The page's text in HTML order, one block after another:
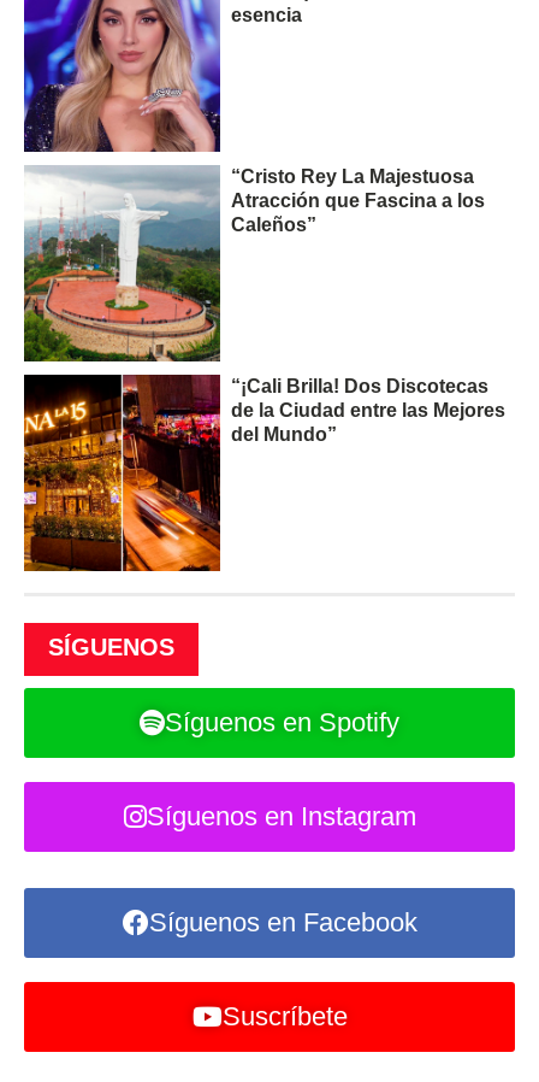
esencia
“Cristo Rey La Majestuosa
Atracción que Fascina a los
Caleños”
“¡Cali Brilla! Dos Discotecas
de la Ciudad entre las Mejores
del Mundo”
SÍGUENOS
Síguenos en Spotify
Síguenos en Instagram
Síguenos en Facebook
Suscríbete